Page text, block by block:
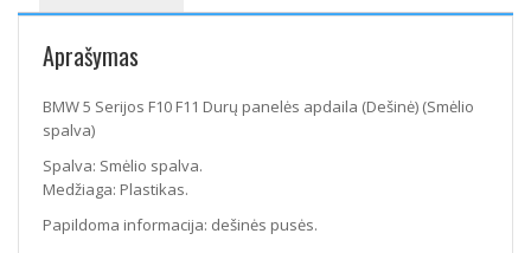
Aprašymas
BMW 5 Serijos F10 F11 Durų panelės apdaila (Dešinė) (Smėlio
spalva)
Spalva: Smėlio spalva.
Medžiaga: Plastikas.
Papildoma informacija: dešinės pusės.